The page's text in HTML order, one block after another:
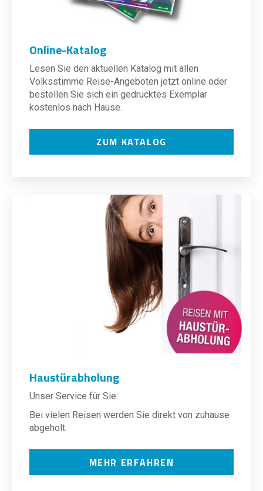
Online-Katalog
Lesen Sie den aktuellen Katalog mit allen
Volksstimme Reise-Angeboten jetzt online oder
bestellen Sie sich ein gedrucktes Exemplar
kostenlos nach Hause.
ZUM KATALOG
Haustürabholung
Unser Service für Sie:
Bei vielen Reisen werden Sie direkt von zuhause
abgeholt.
MEHR ERFAHREN